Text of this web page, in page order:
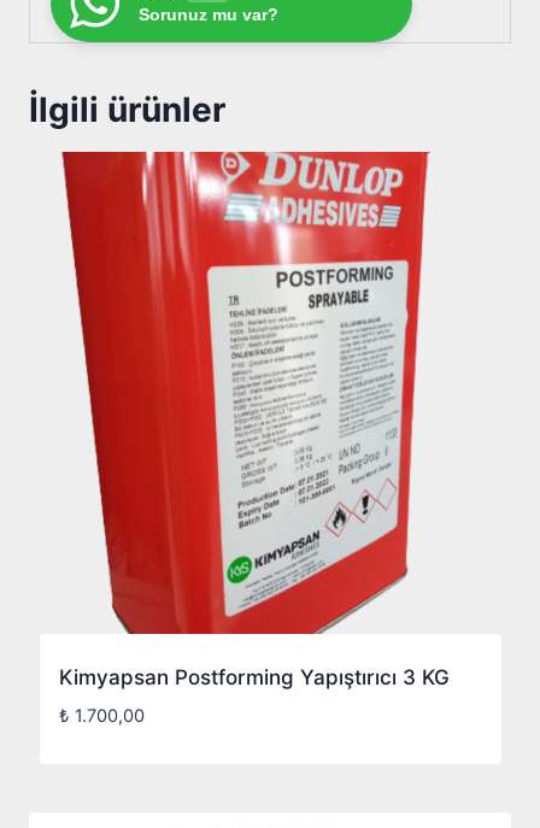
Sorunuz mu var?
İlgili ürünler
Kimyapsan Postforming Yapıştırıcı 3 KG
₺ 1.700,00